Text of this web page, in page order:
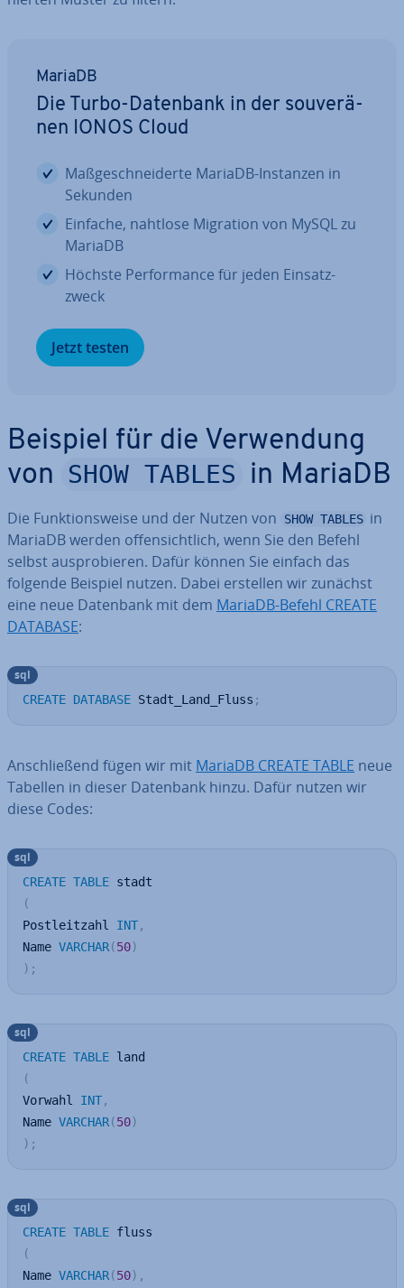
MariaDB
Die Turbo-Datenbank in der sou­ve­rä­
nen IONOS Cloud
Maß­ge­schnei­der­te MariaDB-Instanzen in
Sekunden
Einfache, nahtlose Migration von MySQL zu
MariaDB
Höchste Per­for­mance für jeden Ein­satz­
zweck
Jetzt testen
Beispiel für die Ver­wen­dung
von SHOW TABLES in MariaDB
Die Funk­ti­ons­wei­se und der Nutzen von SHOW TABLES in
MariaDB werden of­fen­sicht­lich, wenn Sie den Befehl
selbst aus­pro­bie­ren. Dafür können Sie einfach das
folgende Beispiel nutzen. Dabei erstellen wir zunächst
eine neue Datenbank mit dem MariaDB-Befehl CREATE
DATABASE:
CREATE DATABASE Stadt_Land_Fluss ;
sql
An­schlie­ßend fügen wir mit MariaDB CREATE TABLE neue
Tabellen in dieser Datenbank hinzu. Dafür nutzen wir
diese Codes:
CREATE TABLE
(
Postleitzahl INT,
Name VARCHAR(50)
) ;
sql
CREATE TABLE
(
Vorwahl INT,
Name VARCHAR(50)
) ;
sql
CREATE TABLE
(
Name VARCHAR(50) ,
sql